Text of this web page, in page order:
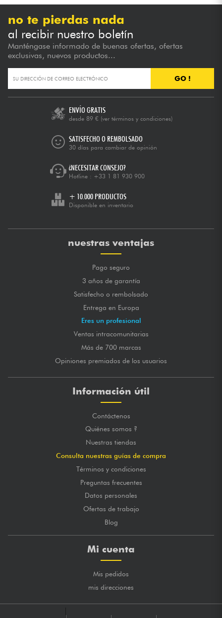
no te pierdas nada
al recibir nuestro boletín
Manténgase informado de buenas ofertas, ofertas
exclusivas, nuevos productos...
GO !
ENVÍO GRATIS
desde 89 € (ver términos y condiciones)
SATISFECHO O REMBOLSADO
30 días para cambiar de opinión
¿NECESITAR CONSEJO?
Hotline : +33 1 81 930 900
+ 10.000 PRODUCTOS
Disponible en inventario
nuestras ventajas
Pago seguro
3 años de garantía
Satisfecho o rembolsado
Entrega en Europa
Eres un profesional
Ventas intracomunitarias
Más de 700 marcas
Opiniones premiados de los usuarios
Información útil
Contáctenos
Quiénes somos ?
Nuestras tiendas
Consulta nuestras guías de compra
Términos y condiciones
Preguntas frecuentes
Datos personales
Ofertas de trabajo
Blog
Mi cuenta
Mis pedidos
mis direcciones